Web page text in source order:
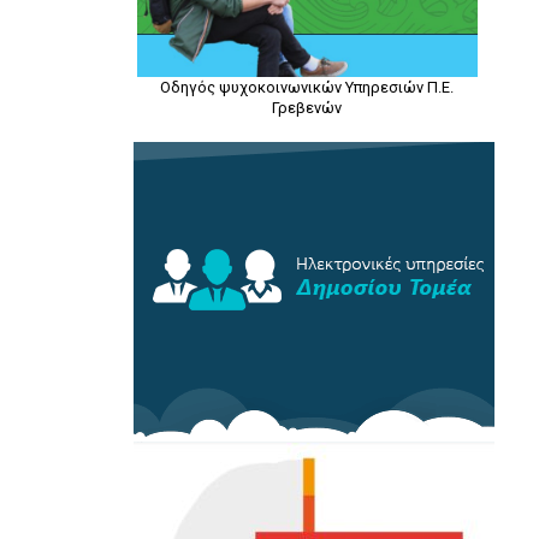
Οδηγός ψυχοκοινωνικών Υπηρεσιών Π.Ε.
Γρεβενών